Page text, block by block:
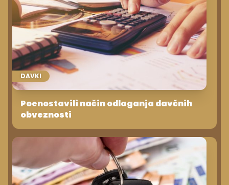
DAVKI
Poenostavili način odlaganja davčnih
obveznosti